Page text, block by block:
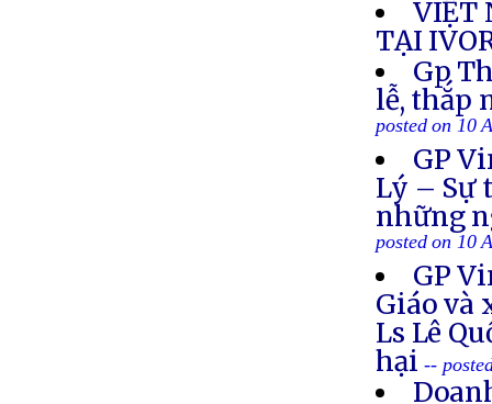
VIỆT
TẠI
Gp
lễ, thắp
posted on 10
GP
Lý – Sự
những
posted on 10
GP
Giáo và
Ls Lê
hại--